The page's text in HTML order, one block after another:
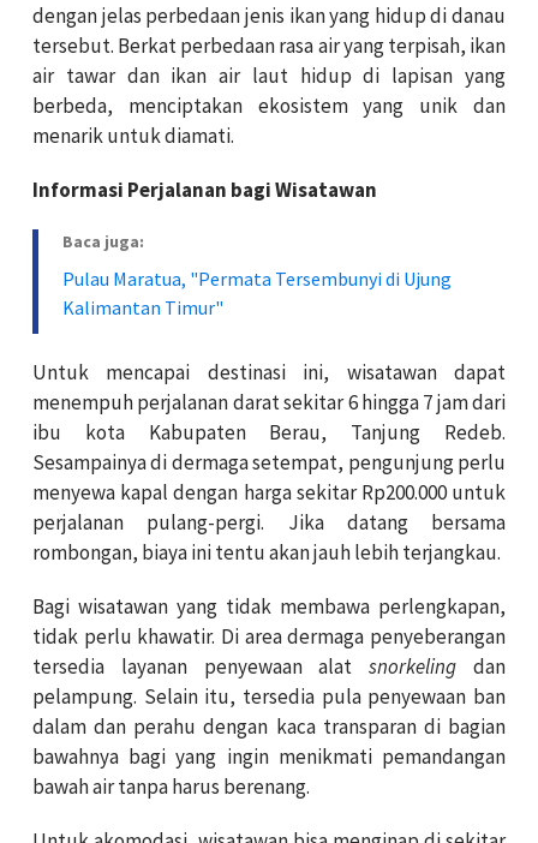
dengan jelas perbedaan jenis ikan yang hidup di danau
tersebut. Berkat perbedaan rasa air yang terpisah, ikan
air tawar dan ikan air laut hidup di lapisan yang
berbeda, menciptakan ekosistem yang unik dan
menarik untuk diamati.
Informasi Perjalanan bagi Wisatawan
Baca juga:
Pulau Maratua, "Permata Tersembunyi di Ujung
Kalimantan Timur"
Untuk mencapai destinasi ini, wisatawan dapat
menempuh perjalanan darat sekitar 6 hingga 7 jam dari
ibu kota Kabupaten Berau, Tanjung Redeb.
Sesampainya di dermaga setempat, pengunjung perlu
menyewa kapal dengan harga sekitar Rp200.000 untuk
perjalanan pulang-pergi. Jika datang bersama
rombongan, biaya ini tentu akan jauh lebih terjangkau.
Bagi wisatawan yang tidak membawa perlengkapan,
tidak perlu khawatir. Di area dermaga penyeberangan
tersedia layanan penyewaan alatsnorkeling dan
pelampung. Selain itu, tersedia pula penyewaan ban
dalam dan perahu dengan kaca transparan di bagian
bawahnya bagi yang ingin menikmati pemandangan
bawah air tanpa harus berenang.